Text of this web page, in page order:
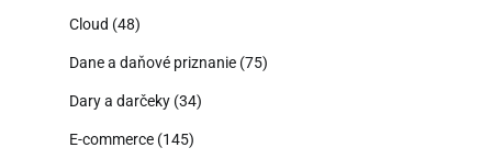
Cloud (48)
Dane a daňové priznanie (75)
Dary a darčeky (34)
E-commerce (145)